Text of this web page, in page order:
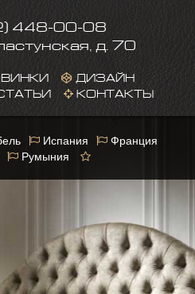
448-00-08
д. 70
ДИЗАЙН
КОНТАКТЫ
Испания
Франция
Румыния